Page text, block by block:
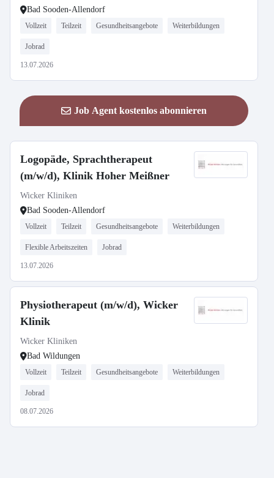
Bad Sooden-Allendorf
Vollzeit Teilzeit Gesundheitsangebote Weiterbildungen
Jobrad
13.07.2026
Job Agent kostenlos abonnieren
Logopäde, Sprachtherapeut
(m/w/d), Klinik Hoher Meißner
Wicker Kliniken
Bad Sooden-Allendorf
Vollzeit Teilzeit Gesundheitsangebote Weiterbildungen
Flexible Arbeitszeiten Jobrad
13.07.2026
Physiotherapeut (m/w/d), Wicker
Klinik
Wicker Kliniken
Bad Wildungen
Vollzeit Teilzeit Gesundheitsangebote Weiterbildungen
Jobrad
08.07.2026